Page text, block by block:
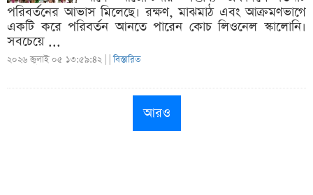
পরিবর্তনের আভাস মিলেছে। রক্ষণ, মাঝমাঠ এবং আক্রমণভাগে
একটি করে পরিবর্তন আনতে পারেন কোচ লিওনেল স্কালোনি।
সবচেয়ে ...
২০২৬ জুলাই ০৫ ১৩:৫৯:৪২ | |বিস্তারিত
আরও